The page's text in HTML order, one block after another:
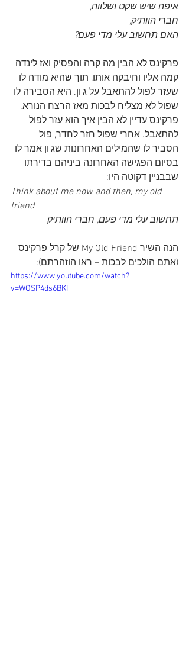
איפה שיש שקט ושלווה,
חברי הוותיק,
האם תחשוב עלי מדי פעם?
פרקינס לא הבין מה קרה והפסיק ואז לינדה
קמה אליו וחיבקה אותו, תוך שהיא מודה לו
שעזר לפול להתאבל על ג'ון. היא הסבירה לו
שפול לא מצליח לבכות מאז הרצח הנורא.
פרקינס עדיין לא הבין איך הוא עזר לפול
להתאבל. אחרי שפול חזר לחדר, פול
הסביר לו שהמילים האחרונות שג'ון אמר לו
בסיום הפגישה האחרונה ביניהם בדירתו
שבבניין דקוטה היו:
Think about me now and then, my old
friend
תחשוב עלי מדי פעם, חברי הוותיק
הנה השיר My Old Friend של קרל פרקינס
(אתם הולכים לבכות – ראו הוזהרתם):
https://www.youtube.com/watch?
v=WOSP4ds6BKI